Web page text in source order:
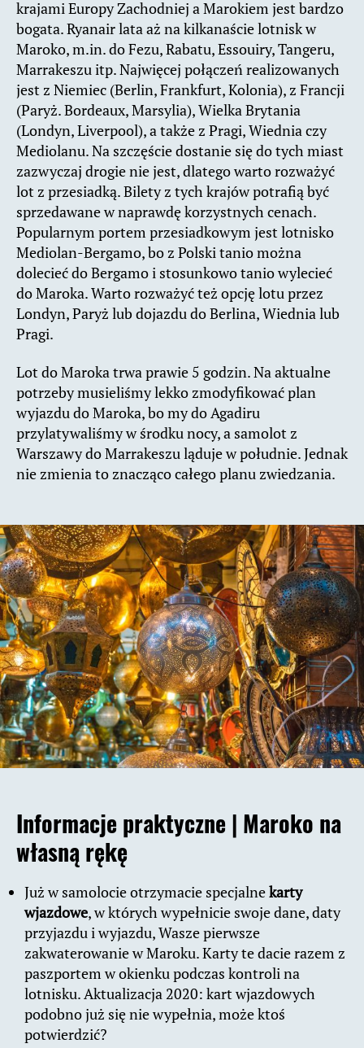
krajami Europy Zachodniej a Marokiem jest bardzo
bogata. Ryanair lata aż na kilkanaście lotnisk w
Maroko, m.in. do Fezu, Rabatu, Essouiry, Tangeru,
Marrakeszu itp. Najwięcej połączeń realizowanych
jest z Niemiec (Berlin, Frankfurt, Kolonia), z Francji
(Paryż. Bordeaux, Marsylia), Wielka Brytania
(Londyn, Liverpool), a także z Pragi, Wiednia czy
Mediolanu. Na szczęście dostanie się do tych miast
zazwyczaj drogie nie jest, dlatego warto rozważyć
lot z przesiadką. Bilety z tych krajów potrafią być
sprzedawane w naprawdę korzystnych cenach.
Popularnym portem przesiadkowym jest lotnisko
Mediolan-Bergamo, bo z Polski tanio można
dolecieć do Bergamo i stosunkowo tanio wylecieć
do Maroka. Warto rozważyć też opcję lotu przez
Londyn, Paryż lub dojazdu do Berlina, Wiednia lub
Pragi.
Lot do Maroka trwa prawie 5 godzin. Na aktualne
potrzeby musieliśmy lekko zmodyfikować plan
wyjazdu do Maroka, bo my do Agadiru
przylatywaliśmy w środku nocy, a samolot z
Warszawy do Marrakeszu ląduje w południe. Jednak
nie zmienia to znacząco całego planu zwiedzania.
Informacje praktyczne | Maroko na
własną rękę
Już w samolocie otrzymacie specjalnekarty
wjazdowe, w których wypełnicie swoje dane, daty
przyjazdu i wyjazdu, Wasze pierwsze
zakwaterowanie w Maroku. Karty te dacie razem z
paszportem w okienku podczas kontroli na
lotnisku. Aktualizacja 2020: kart wjazdowych
podobno już się nie wypełnia, może ktoś
potwierdzić?